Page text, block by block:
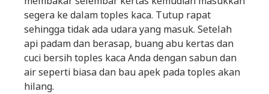
segera ke dalam toples kaca. Tutup rapat
sehingga tidak ada udara yang masuk. Setelah
api padam dan berasap, buang abu kertas dan
cuci bersih toples kaca Anda dengan sabun dan
air seperti biasa dan bau apek pada toples akan
hilang.